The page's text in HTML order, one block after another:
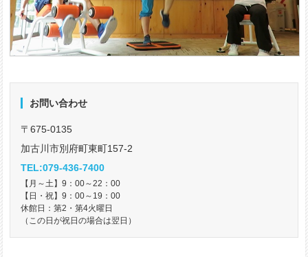
お問い合わせ
〒675-0135
加古川市別府町東町157-2
TEL:079-436-7400
【月～土】9：00～22：00
【日・祝】9：00～19：00
休館日：第2・第4火曜日
（この日が祝日の場合は翌日）